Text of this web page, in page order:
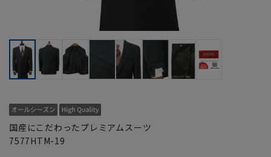
国産にこだわったプレミアムスーツ
7577HTM-19